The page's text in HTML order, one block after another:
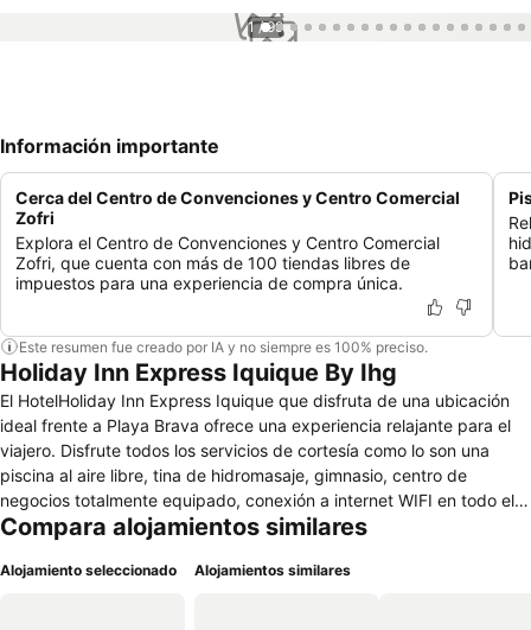
1 / 99
Información importante
Cerca del Centro de Convenciones y Centro Comercial
Zofri
Explora el Centro de Convenciones y Centro Comercial
Zofri, que cuenta con más de 100 tiendas libres de
impuestos para una experiencia de compra única.
Este resumen fue creado por IA y no siempre es 100% preciso.
Holiday Inn Express Iquique By Ihg
El HotelHoliday Inn Express Iquique que disfruta de una ubicación
ideal frente a Playa Brava ofrece una experiencia relajante para el
viajero. Disfrute todos los servicios de cortesía como lo son una
piscina al aire libre, tina de hidromasaje, gimnasio, centro de
negocios totalmente equipado, conexión a internet WIFI en todo el
hotel, desayuno buffet y café de cortesía 24 horas.
Compara alojamientos similares
Alojamiento seleccionado Alojamientos similares